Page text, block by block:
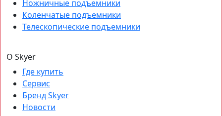
Ножничные подъемники
Коленчатые подъемники
Телескопические подъемники
О Skyer
Где купить
Сервис
Бренд Skyer
Новости